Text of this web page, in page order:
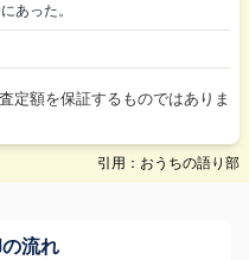
あった。
定額を保証するものではありま
引用：おうちの語り部
流れ